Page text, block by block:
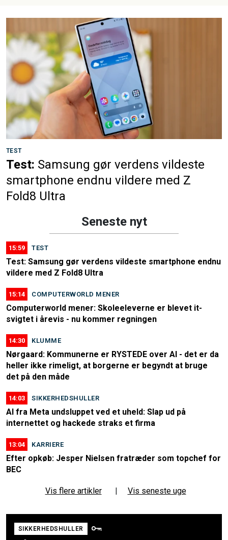
TEST
Test: Samsung gør verdens vildeste
smartphone endnu vildere med Z
Fold8 Ultra
Seneste nyt
15:59 TEST
Test: Samsung gør verdens vildeste smartphone endnu
vildere med Z Fold8 Ultra
15:14 COMPUTERWORLD MENER
Computerworld mener: Skoleeleverne er blevet it-
svigtet i årevis - nu kommer regningen
14:30 KLUMME
Nørgaard: Kommunerne er RYSTEDE over AI - det er da
heller ikke rimeligt, at borgerne er begyndt at bruge
det på den måde
14:03 SIKKERHEDSHULLER
AI fra Meta undsluppet ved et uheld: Slap ud på
internettet og hackede straks et firma
13:04 KARRIERE
Efter opkøb: Jesper Nielsen fratræder som topchef for
BEC
Vis flere artikler | Vis seneste uge
SIKKERHEDSHULLER